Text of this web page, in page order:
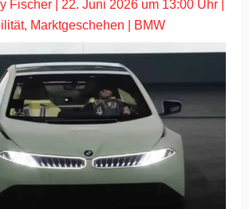
Fischer 22. Juni 2026 um 13:00 Uhr|
, Marktgeschehen BMW